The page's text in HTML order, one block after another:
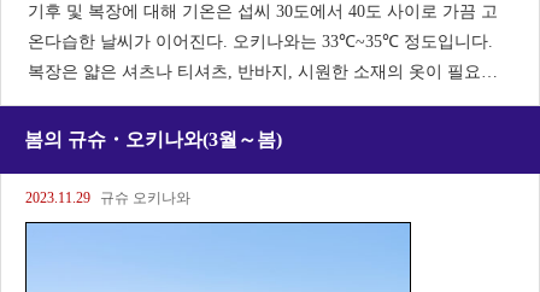
기후 및 복장에 대해 기온은 섭씨 30도에서 40도 사이로 가끔 고
온다습한 날씨가 이어진다. 오키나와는 33℃~35℃ 정도입니다.
복장은 얇은 셔츠나 티셔츠, 반바지, 시원한 소재의 옷이 필요합
니다. 모자와 자외선 차단제도 중요하다. 슈리성 (오키나와) 선명
한 주홍색이 아름다운 옛 류큐 왕국의 상징인 슈리
봄의 규슈・오키나와(3월～봄)
2023.11.29 규슈 오키나와